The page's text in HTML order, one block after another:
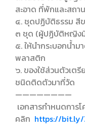
สะอาด ที่พักและสถ
๔. ชุดปฏิบัติธรรม สี
๓ ชุด (ผู้ปฏิบัติหญิงมี
๕. ให้นำกระบอกน้ำม
พลาสติก
๖. ของใช้ส่วนตัวเต
ชนิดติดตัวมาที่วัด
————————
เอกสารกำหนดการโ
คลิก https://bit.ly/